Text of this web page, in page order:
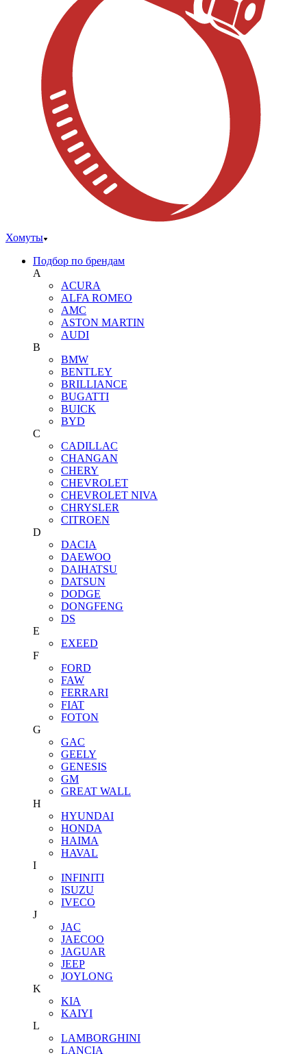
Хомуты
Подбор по брендам
A
ACURA
ALFA ROMEO
AMC
ASTON MARTIN
AUDI
B
BMW
BENTLEY
BRILLIANCE
BUGATTI
BUICK
BYD
C
CADILLAC
CHANGAN
CHERY
CHEVROLET
CHEVROLET NIVA
CHRYSLER
CITROEN
D
DACIA
DAEWOO
DAIHATSU
DATSUN
DODGE
DONGFENG
DS
E
EXEED
F
FORD
FAW
FERRARI
FIAT
FOTON
G
GAC
GEELY
GENESIS
GM
GREAT WALL
H
HYUNDAI
HONDA
HAIMA
HAVAL
I
INFINITI
ISUZU
IVECO
J
JAC
JAECOO
JAGUAR
JEEP
JOYLONG
K
KIA
KAIYI
L
LAMBORGHINI
LANCIA